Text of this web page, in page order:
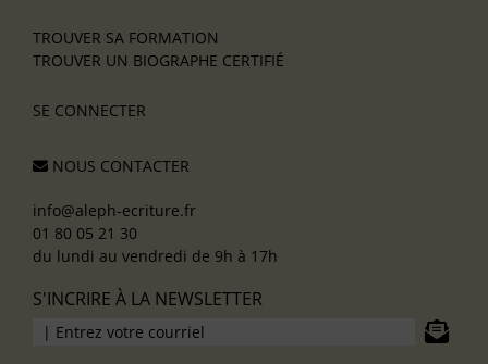
TROUVER SA FORMATION
TROUVER UN BIOGRAPHE CERTIFIÉ
SE CONNECTER
NOUS CONTACTER
info@aleph-ecriture.fr
01 80 05 21 30
du lundi au vendredi de 9h à 17h
S'INCRIRE À LA NEWSLETTER